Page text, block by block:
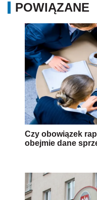
POWIĄZANE
Czy obowiązek
obejmie dane